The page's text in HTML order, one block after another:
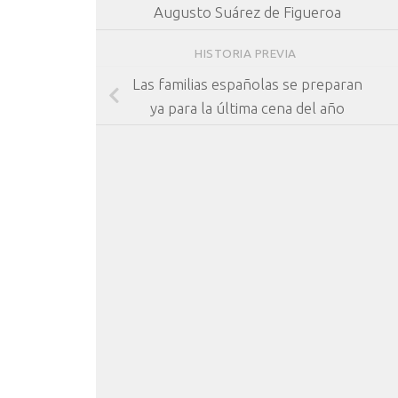
Augusto Suárez de Figueroa
HISTORIA PREVIA
Las familias españolas se preparan
ya para la última cena del año